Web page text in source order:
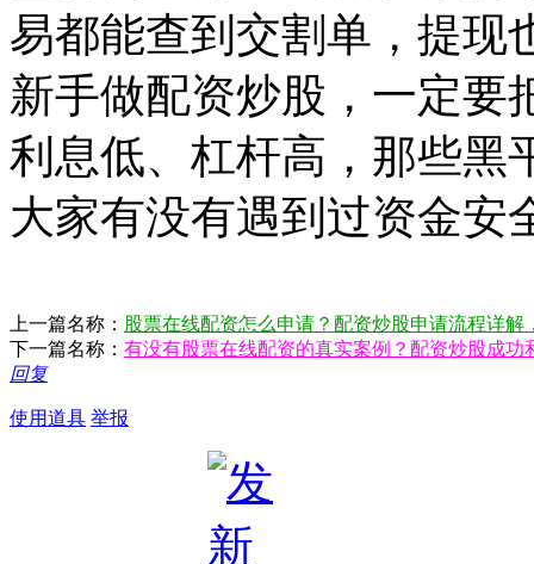
易都能查到交割单，提现
新手做配资炒股，一定要
利息低、杠杆高，那些黑
大家有没有遇到过资金安
上一篇名称： 股票在线配资怎么申请？配资炒股申请流程详解
下一篇名称： 有没有股票在线配资的真实案例？配资炒股成功
回复
使用道具 举报